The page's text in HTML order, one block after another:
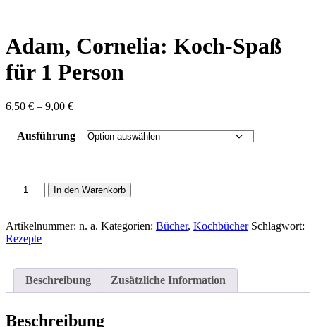
Adam, Cornelia: Koch-Spaß
für 1 Person
6,50 € – 9,00 €Preisspanne:
bis
9,00 €
Ausführung
Adam,
Cornelia:
Spaß
für
Menge
In den Warenkorb
Artikelnummer: n. a. Kategorien: Bücher, Kochbücher Schlagwort:
Rezepte
Beschreibung Zusätzliche Information
Beschreibung